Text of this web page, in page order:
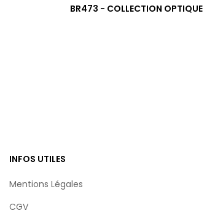
BR473 - COLLECTION OPTIQUE
INFOS UTILES
Mentions Légales
CGV